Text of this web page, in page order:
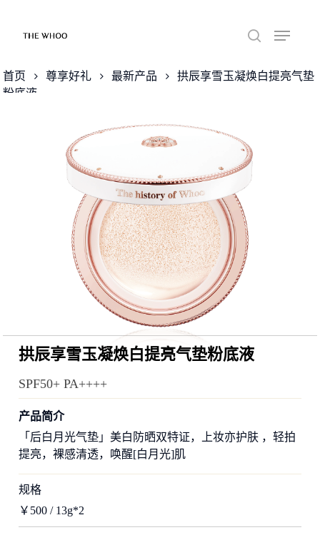
首页 尊享好礼 最新产品
拱辰享雪玉凝焕白提亮气垫
粉底液
拱辰享雪玉凝焕白提亮气垫粉底液
SPF50+ PA++++
产品简介
「后白月光气垫」美白防晒双特证，上妆亦护肤 ，轻拍
提亮，裸感清透，唤醒[白月光]肌
规格
￥500 / 13g*2